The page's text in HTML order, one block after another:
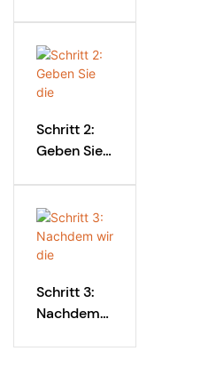
für Ihre
Kunden
bestellen
Schritt 2:
Geben Sie
se Ihres
Kunden an
Schritt 3:
Nachdem